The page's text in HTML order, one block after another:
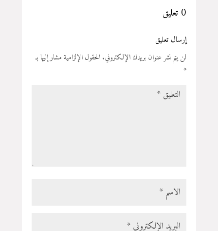
0 تعليق
إرسال تعليق
لن يتم نشر عنوان بريدك الإلكتروني.الحقول الإلزامية مشار إليها بـ
*